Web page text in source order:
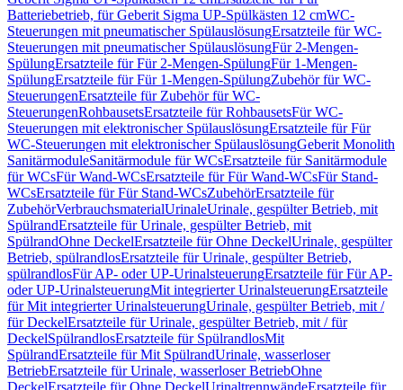
Batteriebetrieb, für Geberit Sigma UP-Spülkästen 12 cmWC-
Steuerungen mit pneumatischer SpülauslösungErsatzteile für WC-
Steuerungen mit pneumatischer SpülauslösungFür 2-Mengen-
SpülungErsatzteile für Für 2-Mengen-SpülungFür 1-Mengen-
SpülungErsatzteile für Für 1-Mengen-SpülungZubehör für WC-
SteuerungenErsatzteile für Zubehör für WC-
SteuerungenRohbausetsErsatzteile für RohbausetsFür WC-
Steuerungen mit elektronischer SpülauslösungErsatzteile für Für
WC-Steuerungen mit elektronischer SpülauslösungGeberit Monolith
SanitärmoduleSanitärmodule für WCsErsatzteile für Sanitärmodule
für WCsFür Wand-WCsErsatzteile für Für Wand-WCsFür Stand-
WCsErsatzteile für Für Stand-WCsZubehörErsatzteile für
ZubehörVerbrauchsmaterialUrinaleUrinale, gespülter Betrieb, mit
SpülrandErsatzteile für Urinale, gespülter Betrieb, mit
SpülrandOhne DeckelErsatzteile für Ohne DeckelUrinale, gespülter
Betrieb, spülrandlosErsatzteile für Urinale, gespülter Betrieb,
spülrandlosFür AP- oder UP-UrinalsteuerungErsatzteile für Für AP-
oder UP-UrinalsteuerungMit integrierter UrinalsteuerungErsatzteile
für Mit integrierter UrinalsteuerungUrinale, gespülter Betrieb, mit /
für DeckelErsatzteile für Urinale, gespülter Betrieb, mit / für
DeckelSpülrandlosErsatzteile für SpülrandlosMit
SpülrandErsatzteile für Mit SpülrandUrinale, wasserloser
BetriebErsatzteile für Urinale, wasserloser BetriebOhne
DeckelErsatzteile für Ohne DeckelUrinaltrennwändeErsatzteile für